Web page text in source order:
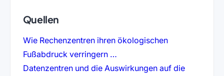
Quellen
Wie Rechenzentren ihren ökologischen
Fußabdruck verringern …(öffnet in neuem Tab)
Datenzentren und die Auswirkungen auf die